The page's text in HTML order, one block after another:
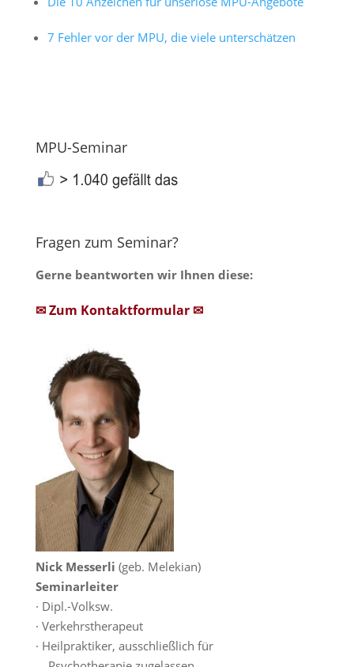
7 Fehler vor der MPU, die viele unterschätzen
MPU-Seminar
Fragen zum Seminar?
Gerne beantworten wir Ihnen diese:
✉ Zum Kontaktformular ✉
Nick Messerli (geb. Melekian)
Seminarleiter
· Dipl.-Volksw.
· Verkehrstherapeut
· Heilpraktiker, ausschließlich für